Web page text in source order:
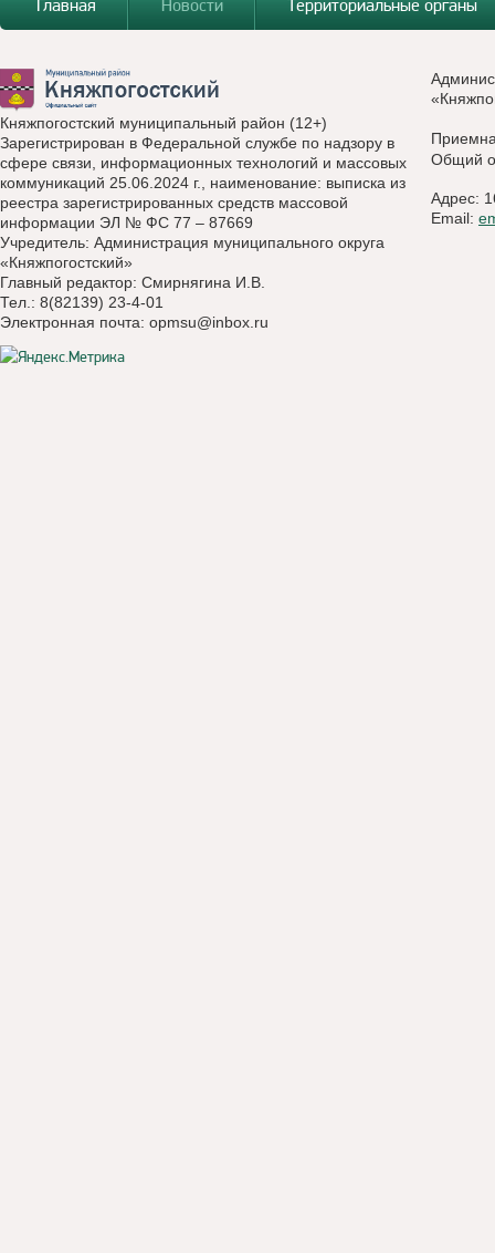
Главная
Новости Территориальные органы
Княжпогостский муниципальный район (12+)
Зарегистрирован в Федеральной службе по надзору в
сфере связи, информационных технологий и массовых
коммуникаций 25.06.2024 г., наименование: выписка из
реестра зарегистрированных средств массовой
информации ЭЛ № ФС 77 – 87669
Учредитель: Администрация муниципального округа
«Княжпогостский»
Главный редактор: Смирнягина И.В.
Тел.: 8(82139) 23-4-01
Электронная почта: opmsu@inbox.ru
Общий
Адрес:
Email: